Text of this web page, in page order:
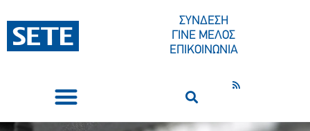
ΣΥΝΔΕΣΗ
ΓΙΝΕ ΜΕΛΟΣ
ΕΠΙΚΟΙΝΩΝΙΑ